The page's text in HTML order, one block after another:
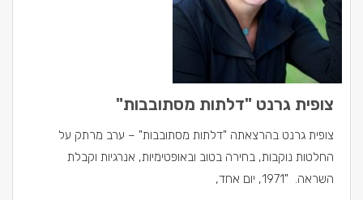
צופית גרנט "דלתות מסתובבות"
צופית גרנט בהרצאתה "דלתות מסתובבות" – ערב מרתק על
החלטות נוקבות, בחירה בטוב ובאופטימיות, אנרגיות וקבלת
השראה. "1971, יום אחד,